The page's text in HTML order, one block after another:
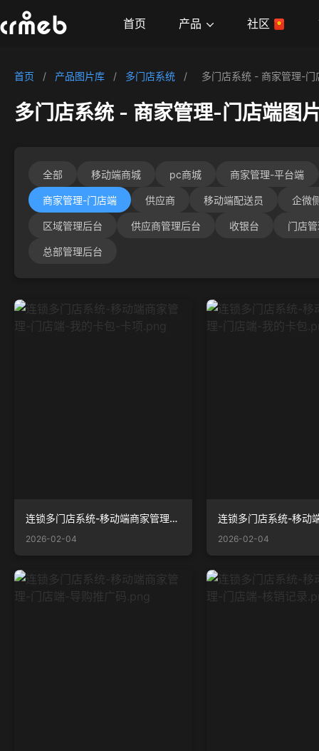
首页 产品 社区
首页 / 产品图片库 / 多门店系统 / 多门店系统 - 商家管理-门
多门店系统 - 商家管理-门店端图
全部 移动端商城 pc商城 商家管理-平台端
商家管理-门店端 供应商 移动端配送员 企微
区域管理后台 供应商管理后台 收银台 门店
总部管理后台
连锁多门店系统-移动端商家管理-门店端-我的卡包-卡项.png
2026-02-04 2026-02-04